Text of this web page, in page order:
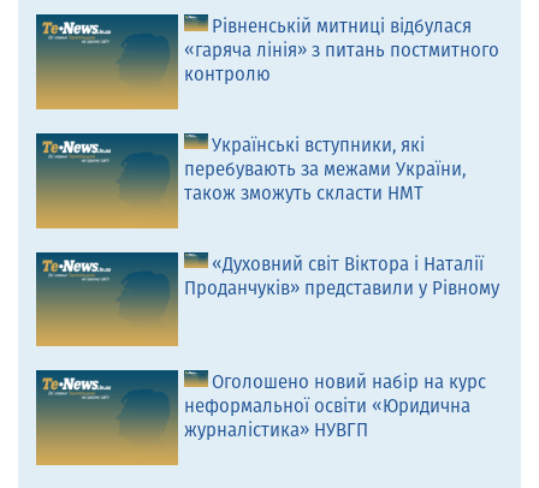
Рівненській митниці відбулася
«гаряча лінія» з питань постмитного
контролю
Українські вступники, які
перебувають за межами України,
також зможуть скласти НМТ
«Духовний світ Віктора і Наталії
Проданчуків» представили у Рівному
Оголошено новий набір на курс
неформальної освіти «Юридична
журналістика» НУВГП